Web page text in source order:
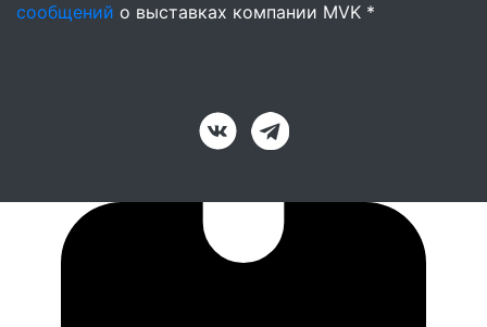
сообщений о выставках компании MVK *